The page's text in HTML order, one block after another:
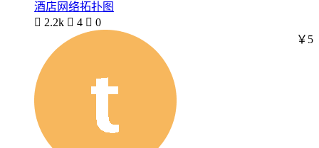
酒店网络拓扑图
 2.2k  4  0
￥5